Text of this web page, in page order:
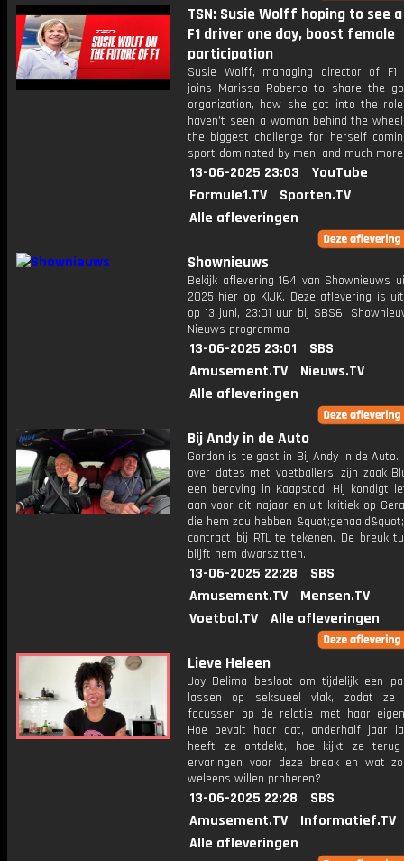
TSN: Susie Wolff hoping to see
F1 driver one day, boost female
participation
Susie Wolff, managing director of F1
joins Marissa Roberto to share the
organization, how she got into the
haven't seen a woman behind the
the biggest challenge for herself
sport dominated by men, and much
13-06-2025 23:03
YouTube
Formule1.TV
Sporten.TV
Alle afleveringen
Shownieuws
Bekijk aflevering 164 van Shownieuws
2025 hier op KIJK. Deze aflevering is
op 13 juni, 23:01 uur bij SBS6.
Nieuws programma
13-06-2025 23:01
SBS
Amusement.TV
Nieuws.TV
Alle afleveringen
Bij Andy in de Auto
Gordon is te gast in Bij Andy in de
over dates met voetballers, zijn zaak
een beroving in Kaapstad. Hij kondigt
aan voor dit najaar en uit kritiek op
die hem zou hebben
contract bij RTL te tekenen. De breuk
blijft hem dwarszitten.
13-06-2025 22:28
SBS
Amusement.TV
Mensen.TV
Voetbal.TV
Alle afleveringen
Lieve Heleen
Joy Delima besloot om tijdelijk een
lassen op seksueel vlak, zodat ze
focussen op de relatie met haar
Hoe bevalt haar dat, anderhalf jaar
heeft ze ontdekt, hoe kijkt ze
ervaringen voor deze break en wat
weleens willen proberen?
13-06-2025 22:28
SBS
Amusement.TV
Informatief.TV
Alle afleveringen